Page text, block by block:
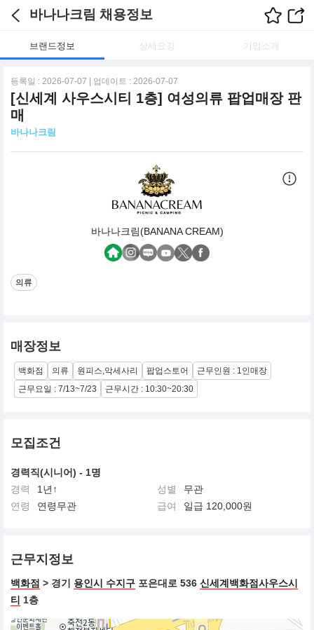
바나나크림 채용정보
브랜드정보 상세요강 기업소개
등록일 : 2026-07-07 | 업데이트 : 2026-07-07
[신세계 사우스시티 1층] 여성의류 팝업매장 판
매
바나나크림
바나나크림(BANANA CREAM)
의류
매장정보
백화점 의류 원피스,악세사리 팝업스토어
근무인원 : 1인매장
근무요일 : 7/13~7/23
근무시간 : 10:30~20:30
모집조건
경력직(시니어) - 1명
경력
1년↑ 성별
무관
연령
연령무관 급여 일급 120,000원
근무지정보
백화점 > 경기 용인시 수지구 포은대로 536 신세계백화점사우스시
티 1층